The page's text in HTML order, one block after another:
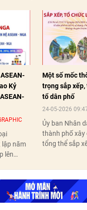
Kỷ
lập năm
lên
2005,
Một số mốc
trọng sắp
tổ dân phố
24-05-2026
Ủy ban Nhân
thành phố
tổng thể sắp